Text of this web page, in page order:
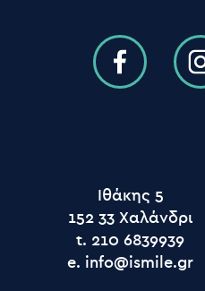
Ιθάκης 5
152 33 Χαλάνδρι
t.
e. info@ismile.gr